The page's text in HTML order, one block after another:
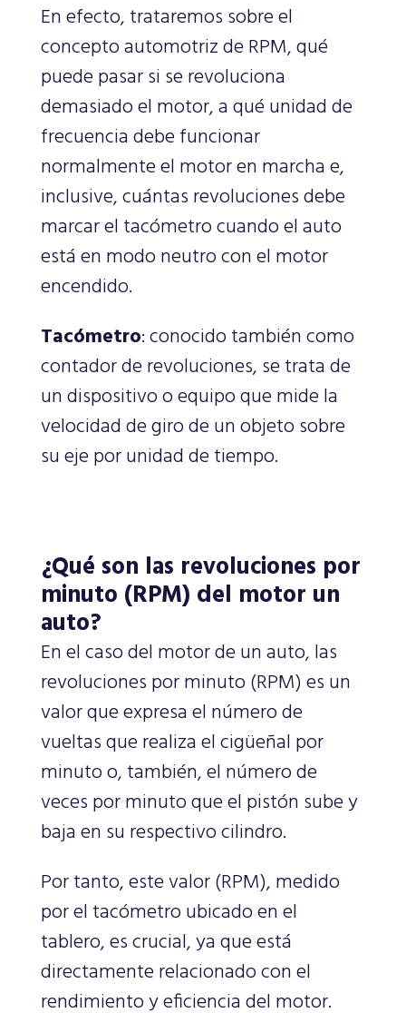
En efecto, trataremos sobre el
concepto automotriz de RPM, qué
puede pasar si se revoluciona
demasiado el motor, a qué unidad de
frecuencia debe funcionar
normalmente el motor en marcha e,
inclusive, cuántas revoluciones debe
marcar el tacómetro cuando el auto
está en modo neutro con el motor
encendido.
Tacómetro: conocido también como
contador de revoluciones, se trata de
un dispositivo o equipo que mide la
velocidad de giro de un objeto sobre
su eje por unidad de tiempo.
¿Qué son las revoluciones por
minuto (RPM) del motor un
auto?
En el caso del motor de un auto, las
revoluciones por minuto (RPM) es un
valor que expresa el número de
vueltas que realiza el cigüeñal por
minuto o, también, el número de
veces por minuto que el pistón sube y
baja en su respectivo cilindro.
Por tanto, este valor (RPM), medido
por el tacómetro ubicado en el
tablero, es crucial, ya que está
directamente relacionado con el
rendimiento y eficiencia del motor.